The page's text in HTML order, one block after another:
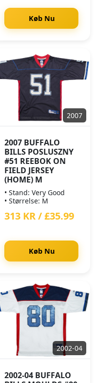
Køb Nu
2007
2007 BUFFALO
BILLS POSLUSZNY
#51 REEBOK ON
FIELD JERSEY
(HOME) M
• Stand: Very Good
• Størrelse: M
313 KR / £35.99
Køb Nu
2002-04
2002-04 BUFFALO